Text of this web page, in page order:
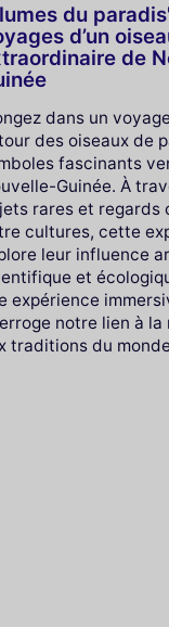
du
d’un
de
dans un
des oiseaux de
fascinants
Guinée. À
rares et regards
cultures, cette
leur influence
et
expérience
notre lien à la
traditions du